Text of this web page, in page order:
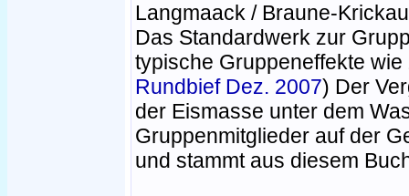
Langmaack / Braune-
Das Standardwerk zur
typische Gruppeneffekte
Rundbief Dez. 2007) Der
der Eismasse unter dem
Gruppenmitglieder auf der
und stammt aus diesem